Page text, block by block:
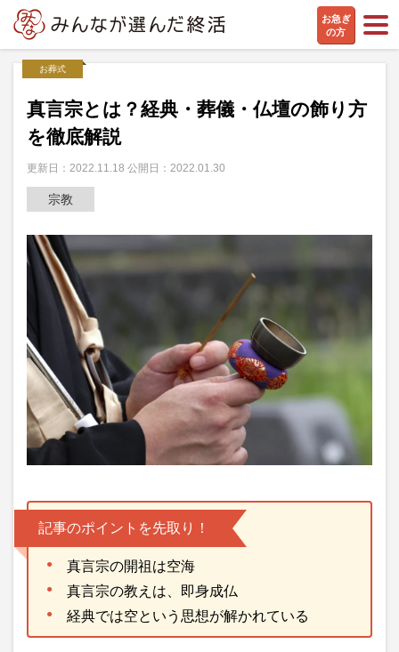
お急ぎ
の方
お葬式
真言宗とは？経典・葬儀・仏壇の飾り方
を徹底解説
更新日：2022.11.18 公開日：2022.01.30
宗教
記事のポイントを先取り！
真言宗の開祖は空海
真言宗の教えは、即身成仏
経典では空という思想が解かれている